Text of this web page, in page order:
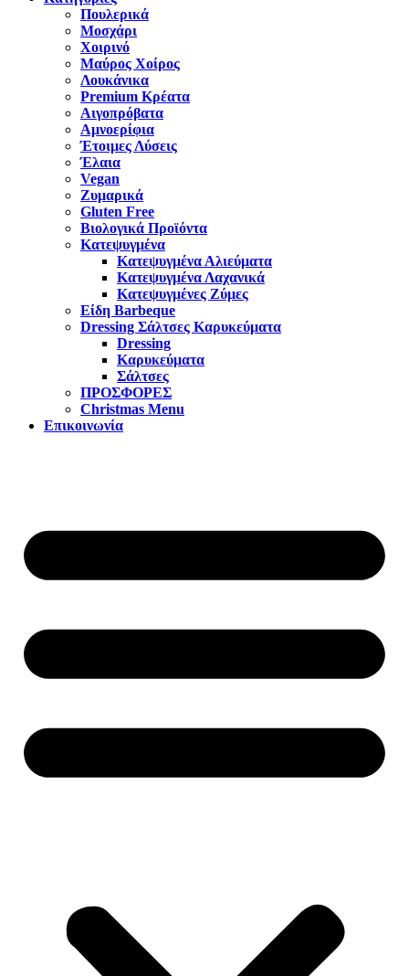
Πουλερικά
Μοσχάρι
Χοιρινό
Μαύρος Χοίρος
Λουκάνικα
Premium Κρέατα
Αιγοπρόβατα
Αμνοερίφια
Έτοιμες Λύσεις
Έλαια
Vegan
Ζυμαρικά
Gluten Free
Βιολογικά Προϊόντα
Κατεψυγμένα
Κατεψυγμένα Αλιεύματα
Κατεψυγμένα Λαχανικά
Κατεψυγμένες Ζύμες
Είδη Barbeque
Dressing Σάλτσες Καρυκεύματα
Dressing
Καρυκεύματα
Σάλτσες
ΠΡΟΣΦΟΡΕΣ
Christmas Menu
Επικοινωνία